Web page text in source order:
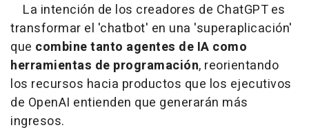
La intención de los creadores de ChatGPT es
transformar el 'chatbot' en una 'superaplicación'
que combine tanto agentes de IA como
herramientas de programación, reorientando
los recursos hacia productos que los ejecutivos
de OpenAI entienden que generarán más
ingresos.